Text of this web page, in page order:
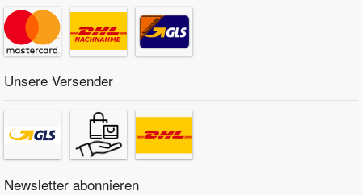
Unsere Versender
Newsletter abonnieren